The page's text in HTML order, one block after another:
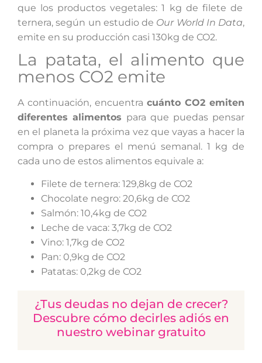
que los productos vegetales: 1 kg de filete de
ternera, según un estudio de Our World In Data,
emite en su producción casi 130kg de CO2.
La patata, el alimento que
menos CO2 emite
A continuación, encuentra cuánto CO2 emiten
diferentes alimentos para que puedas pensar
en el planeta la próxima vez que vayas a hacer la
compra o prepares el menú semanal. 1 kg de
cada uno de estos alimentos equivale a:
Filete de ternera: 129,8kg de CO2
Chocolate negro: 20,6kg de CO2
Salmón: 10,4kg de CO2
Leche de vaca: 3,7kg de CO2
Vino: 1,7kg de CO2
Pan: 0,9kg de CO2
Patatas: 0,2kg de CO2
¿Tus deudas no dejan de crecer?
Descubre cómo decirles adiós en
nuestro webinar gratuito